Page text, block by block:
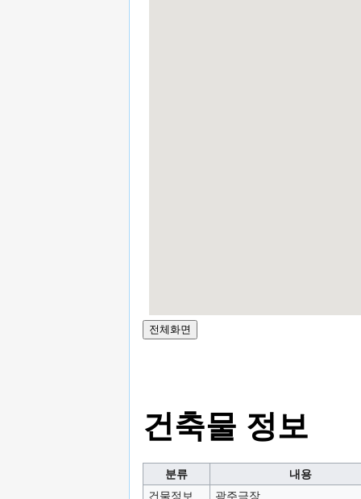
건축물 정보
분류
내용
건물정보
광주극장